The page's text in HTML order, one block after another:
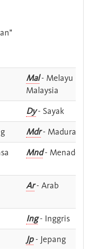
Mal- Melayu -
Malaysia
Dy- Sayak
Mdr- Madura
Mnd- Menado
Ar- Arab
Ing- Inggris
Jp- Jepang